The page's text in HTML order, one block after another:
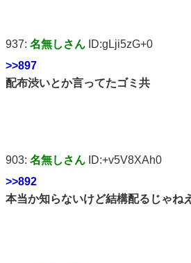
937: 名無しさん ID:gLji5zG+0
>>897
配布渋いとか言ってたゴミ共
903: 名無しさん ID:+v5V8XAh0
>>892
本当か知らないけど結構配るじゃね